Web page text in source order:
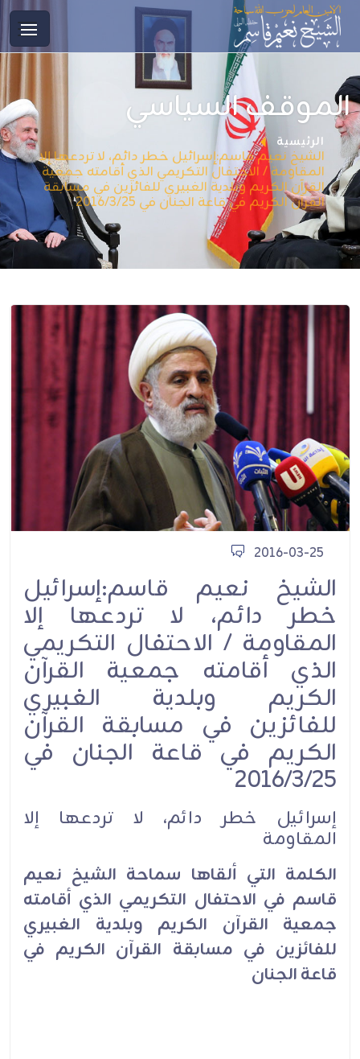
الموقف السياسي
الرئيسية
الشيخ نعيم قاسم:إسرائيل خطر دائم، لا تردعها إلا
المقاومة / الاحتفال التكريمي الذي أقامته جمعية
القرآن الكريم وبلدية الغبيري للفائزين في مسابقة
القرآن الكريم في قاعة الجنان في 2016/3/25
2016-03-25
الشيخ نعيم قاسم:إسرائيل
خطر دائم، لا تردعها إلا
المقاومة / الاحتفال التكريمي
الذي أقامته جمعية القرآن
الكريم وبلدية الغبيري
للفائزين في مسابقة القرآن
الكريم في قاعة الجنان في
2016/3/25
إسرائيل خطر دائم، لا تردعها إلا
المقاومة
الكلمة التي ألقاها سماحة الشيخ نعيم
قاسم في الاحتفال التكريمي الذي أقامته
جمعية القرآن الكريم وبلدية الغبيري
للفائزين في مسابقة القرآن الكريم في
قاعة الجنان